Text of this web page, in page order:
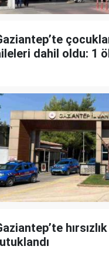
dahil oldu: 1